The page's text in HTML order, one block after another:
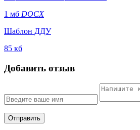
1 мб DOCX
Шаблон ДДУ
85 кб
Добавить отзыв
Отправить